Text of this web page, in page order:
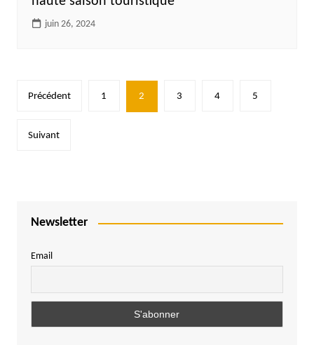
juin 26, 2024
Pagination
publications
Précédent 1 2 3 4 5
Suivant
Newsletter
Email